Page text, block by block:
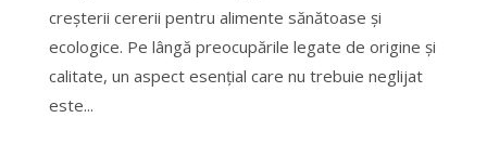
creșterii cererii pentru alimente sănătoase și
ecologice. Pe lângă preocupările legate de origine și
calitate, un aspect esențial care nu trebuie neglijat
este...